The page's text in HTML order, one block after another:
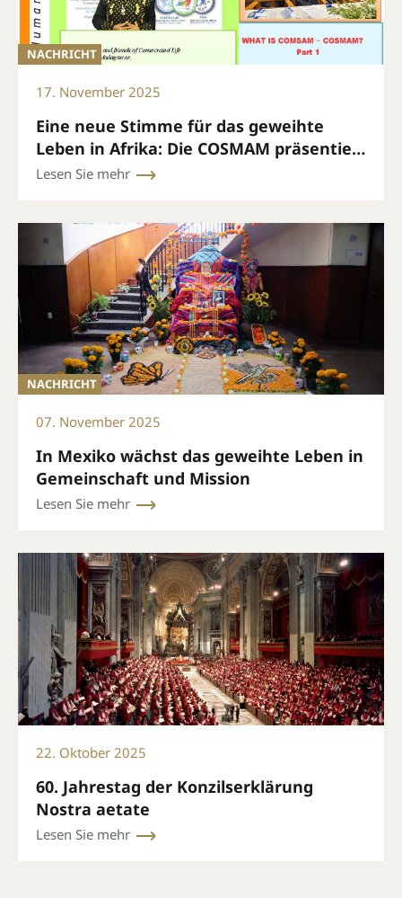
NACHRICHT
17. November 2025
Eine neue Stimme für das geweihte
Leben in Afrika: Die COSMAM präsentiert
ihren monatlichen Newsletter
Lesen Sie mehr
NACHRICHT
07. November 2025
In Mexiko wächst das geweihte Leben in
Gemeinschaft und Mission
Lesen Sie mehr
22. Oktober 2025
60. Jahrestag der Konzilserklärung
Nostra aetate
Lesen Sie mehr